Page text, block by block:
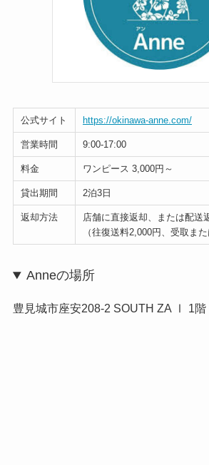
公式サイト https://okinawa-anne.com/
営業時間 9:00-17:00
料金 ワンピース 3,000円～
貸出期間 2泊3日
返却方法
店舗に直接返却、または配送
（往復送料2,000円、受取ま
Anneの場所
豊見城市座安208-2 SOUTH ZA Ⅰ 1階